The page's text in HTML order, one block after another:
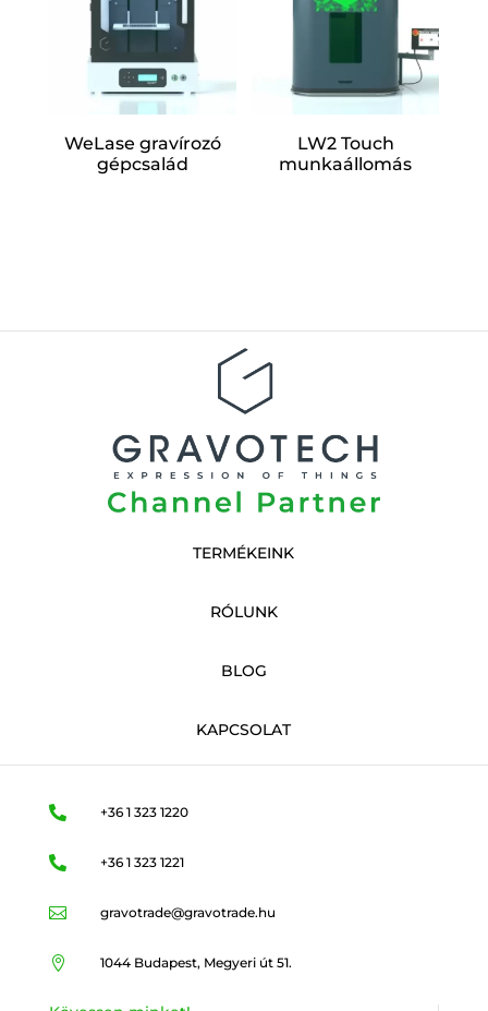
WeLase gravírozó
gépcsalád
LW2 Touch
munkaállomás
TERMÉKEINK
RÓLUNK
BLOG
KAPCSOLAT
 +36 1 323 1220
 +36 1 323 1221
 gravotrade@gravotrade.hu
 1044 Budapest, Megyeri út 51.